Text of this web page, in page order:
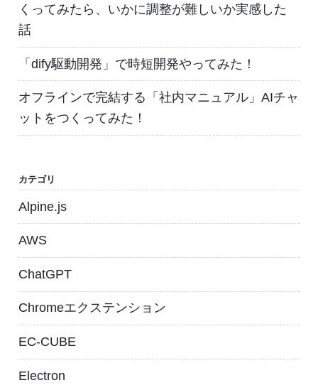
くってみたら、いかに調整が難しいか実感した
話
「dify駆動開発」で時短開発やってみた！
オフラインで完結する「社内マニュアル」AIチャ
ットをつくってみた！
カテゴリ
Alpine.js
AWS
ChatGPT
Chromeエクステンション
EC-CUBE
Electron